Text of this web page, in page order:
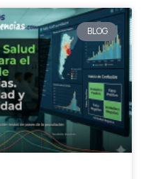
BLOG